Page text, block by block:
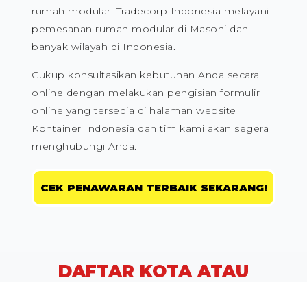
rumah modular. Tradecorp Indonesia melayani
pemesanan rumah modular di Masohi dan
banyak wilayah di Indonesia.
Cukup konsultasikan kebutuhan Anda secara
online dengan melakukan pengisian formulir
online yang tersedia di halaman website
Kontainer Indonesia dan tim kami akan segera
menghubungi Anda.
CEK PENAWARAN TERBAIK SEKARANG!
DAFTAR KOTA ATAU